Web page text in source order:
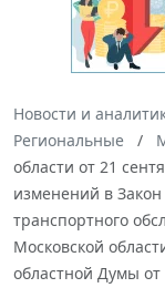
Новости и
Региональные
области от 21
изменений в
транспортного
Московской
областной Думы от